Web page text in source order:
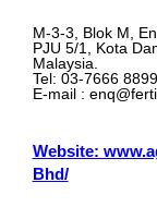
M-3-3, Blok M,
PJU 5/1, Kota
Malaysia.
Tel: 03-7666
E-mail :
Website:
Bhd/